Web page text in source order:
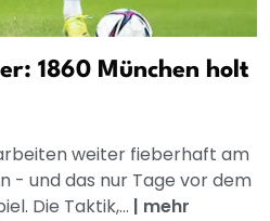
1860 München holt
weiter fieberhaft am
- und das nur Tage vor dem
Die Taktik,... | mehr